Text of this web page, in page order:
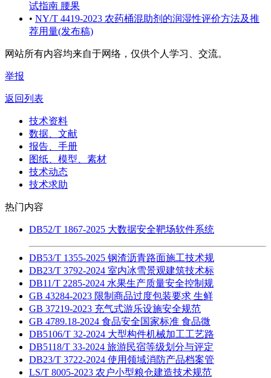
试指南 腰果
• NY/T 4419-2023 农药桶混助剂的润湿性评价方法及推
荐用量(发布稿)
网站所有内容均来自于网络，仅供个人学习、交流。
举报
返回列表
技术资料
数据、文献
报告、手册
图纸、模型、素材
技术动态
技术求助
热门内容
DB52/T 1867-2025 大数据安全靶场软件系统
DB53/T 1355-2025 钢渣沥青路面施工技术规
DB23/T 3792-2024 室内冰雪景观建筑技术标
DB11/T 2285-2024 水果生产质量安全控制规
GB 43284-2023 限制商品过度包装要求 生鲜
GB 37219-2023 充气式游乐设施安全规范
GB 4789.18-2024 食品安全国家标准 食品微
DB5106/T 32-2024 大型构件机械加工工艺路
DB5118/T 33-2024 旅游民宿等级划分与评定
DB23/T 3722-2024 使用领域消防产品档案管
LS/T 8005-2023 农户小型粮仓建造技术规范